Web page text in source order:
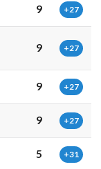
9 +27
9 +27
9 +27
9 +27
5 +31